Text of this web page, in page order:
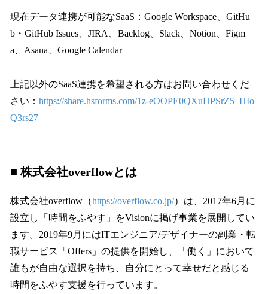
現在データ連携が可能なSaaS：Google Workspace、GitHu
b・GitHub Issues、JIRA、Backlog、Slack、Notion、Figm
a、Asana、Google Calendar
上記以外のSaaS連携を希望される方はお問い合わせくだ
さい： https://share.hsforms.com/1z-eOOPE0QXuHPSrZ5_HIo
Q3rs27
■ 株式会社overflowとは
株式会社overflow（https://overflow.co.jp/）は、2017年6月に
設立し「時間をふやす」をVisionに掲げ事業を展開してい
ます。2019年9月にはITエンジニア/デザイナーの副業・転
職サービス「Offers」の提供を開始し、「働く」において
誰もが自由な選択を持ち、自分にとって幸せだと感じる
時間をふやす支援を行っています。